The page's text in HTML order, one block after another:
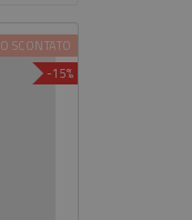
-15%
SCONTATO